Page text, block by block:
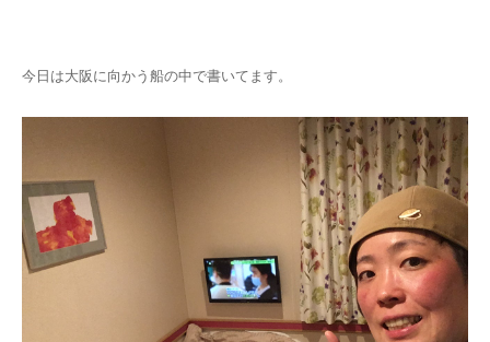
今日は大阪に向かう船の中で書いてます。